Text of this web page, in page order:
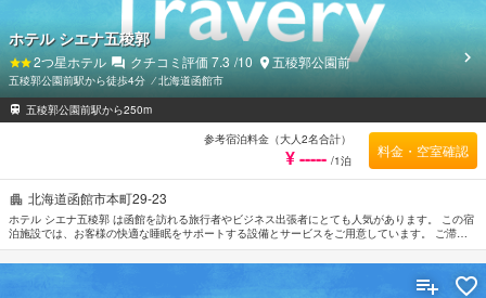
北海道函館市本町29-23
ホテル シエナ五稜郭 は函館を訪れる旅行者やビジネス出張者にとても人気があります。 この宿
泊施設では、お客様の快適な睡眠をサポートする設備とサービスをご用意しています。 ご滞在
中はファミリールーム, エレベーターなどの設備をご活用ください。 最高水準規模の施設を誇る
客室は、快適で居心地が良くエアコン, 暖房, 液晶テレビ/プラズマテレビ, 冷蔵庫, ヘアドライヤ
ーなどの便利なアメニティもご提供しています。 この宿泊施設ではさまざまなレクリエーショ
ンをご体験いただけます。 便利な立地に位置するホテル シエナ五稜郭は快適なサービスをご提
ホテル シエナ五稜郭
2つ星ホテル クチコミ評価7.3 /10 五稜郭公園前
五稜郭公園前駅から徒歩4分 ⁄北海道函館市
五稜郭公園前駅から250m
参考宿泊料金（大人2名合計）
¥ ----- /1泊
料金・空室確認